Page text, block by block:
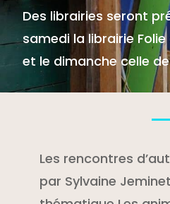
Des librairies seront
samedi la librairie
et le dimanche celle de
Les rencontres
par Sylvaine